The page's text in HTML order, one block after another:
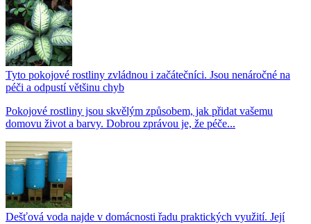
Tyto pokojové rostliny zvládnou i začátečníci. Jsou nenáročné na
péči a odpustí většinu chyb
Pokojové rostliny jsou skvělým způsobem, jak přidat vašemu
domovu život a barvy. Dobrou zprávou je, že péče...
Dešťová voda najde v domácnosti řadu praktických využití. Její